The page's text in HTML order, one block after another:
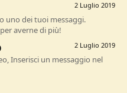
2 Luglio 2019
uno dei tuoi messaggi.
averne di più!
2 Luglio 2019
Inserisci un messaggio nel